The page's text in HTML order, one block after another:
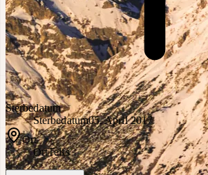
Sterbedatum
Sterbedatum05. April 2017
Ort
OrtTelfs